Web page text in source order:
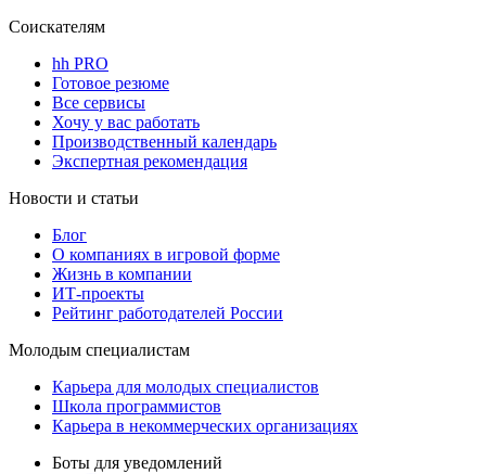
Соискателям
hh PRO
Готовое резюме
Все сервисы
Хочу у вас работать
Производственный календарь
Экспертная рекомендация
Новости и статьи
Блог
О компаниях в игровой форме
Жизнь в компании
ИТ-проекты
Рейтинг работодателей России
Молодым специалистам
Карьера для молодых специалистов
Школа программистов
Карьера в некоммерческих организациях
Боты для уведомлений